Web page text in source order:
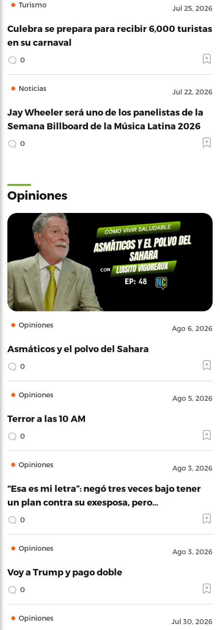
Turismo Jul 25, 2026
Culebra se prepara para recibir 6,000 turistas
en su carnaval
0
Noticias Jul 22, 2026
Jay Wheeler será uno de los panelistas de la
Semana Billboard de la Música Latina 2026
0
Opiniones
Opiniones Ago 6, 2026
Asmáticos y el polvo del Sahara
0
Opiniones Ago 5, 2026
Terror a las 10 AM
0
Opiniones Ago 3, 2026
“Esa es mi letra”: negó tres veces bajo tener
un plan contra su exesposa, pero…
0
Opiniones Ago 3, 2026
Voy a Trump y pago doble
0
Opiniones Jul 30, 2026